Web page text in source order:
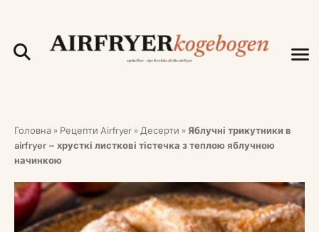
Головна » Рецепти Airfryer » Десерти » Яблучні трикутники в
airfryer – хрусткі листкові тістечка з теплою яблучною
начинкою